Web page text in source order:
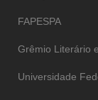
FAPESPA
Grêmio Literário
Universidade